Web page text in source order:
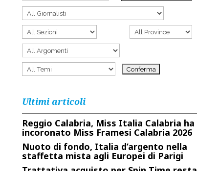
Ultimi articoli
Reggio Calabria, Miss Italia Calabria ha
incoronato Miss Framesi Calabria 2026
Nuoto di fondo, Italia d’argento nella
staffetta mista agli Europei di Parigi